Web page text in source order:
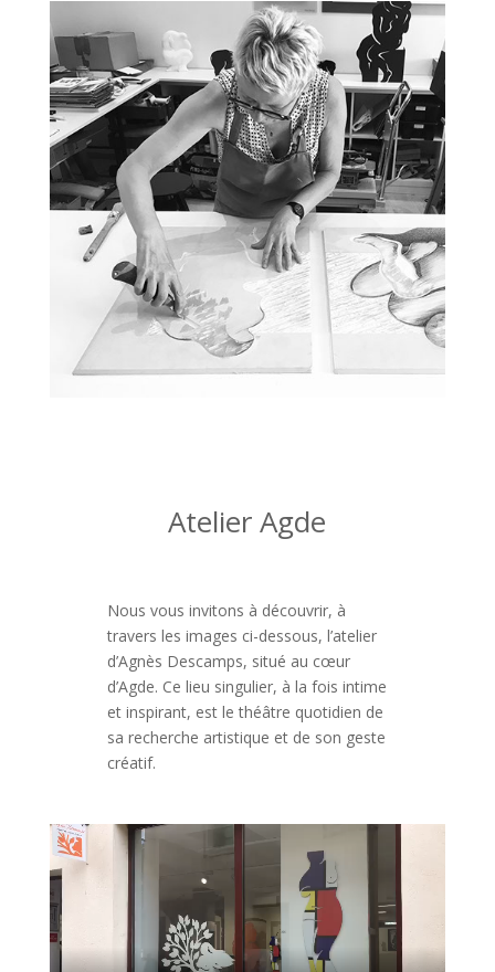
Atelier Agde
Nous vous invitons à découvrir, à
travers les images ci-dessous, l’atelier
d’Agnès Descamps, situé au cœur
d’Agde. Ce lieu singulier, à la fois intime
et inspirant, est le théâtre quotidien de
sa recherche artistique et de son geste
créatif.